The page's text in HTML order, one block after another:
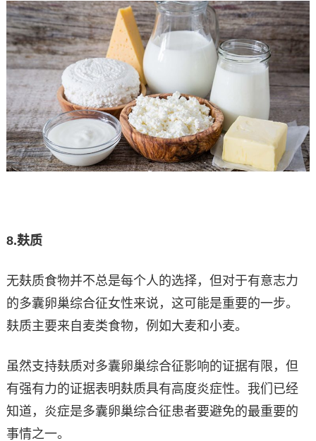
8.麸质
无麸质食物并不总是每个人的选择，但对于有意志力
的多囊卵巢综合征女性来说，这可能是重要的一步。
麸质主要来自麦类食物，例如大麦和小麦。
虽然支持麸质对多囊卵巢综合征影响的证据有限，但
有强有力的证据表明麸质具有高度炎症性。我们已经
知道，炎症是多囊卵巢综合征患者要避免的最重要的
事情之一。